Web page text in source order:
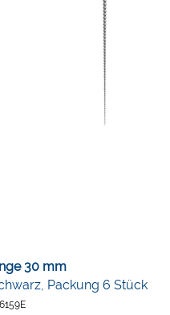
30 mm
Packung 6 Stück